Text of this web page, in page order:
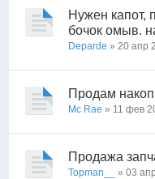
Нужен капот,
бочок омыв.
Deparde » 20 апр
Продам
Mc Rae » 11 фев
Продажа
Topman__ » 03